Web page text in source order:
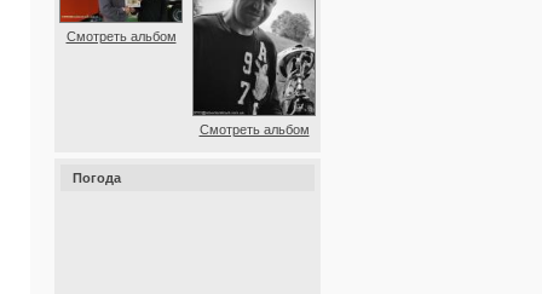
Смотреть альбом
Смотреть альбом
Погода